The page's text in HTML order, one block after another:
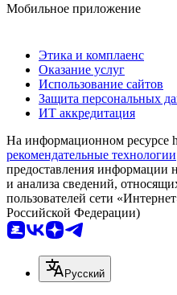
Мобильное приложение
Этика и комплаенс
Оказание услуг
Использование сайтов
Защита персональных
ИТ аккредитация
На информационном ресурсе
рекомендательные технологии
предоставления информации
и анализа сведений,
пользователей сети
Российской Федерации)
Русский